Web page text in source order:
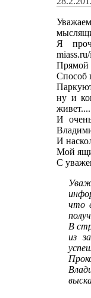
Я
Прямой
Способ
ну и
И
И
Мой
С
что
В
из